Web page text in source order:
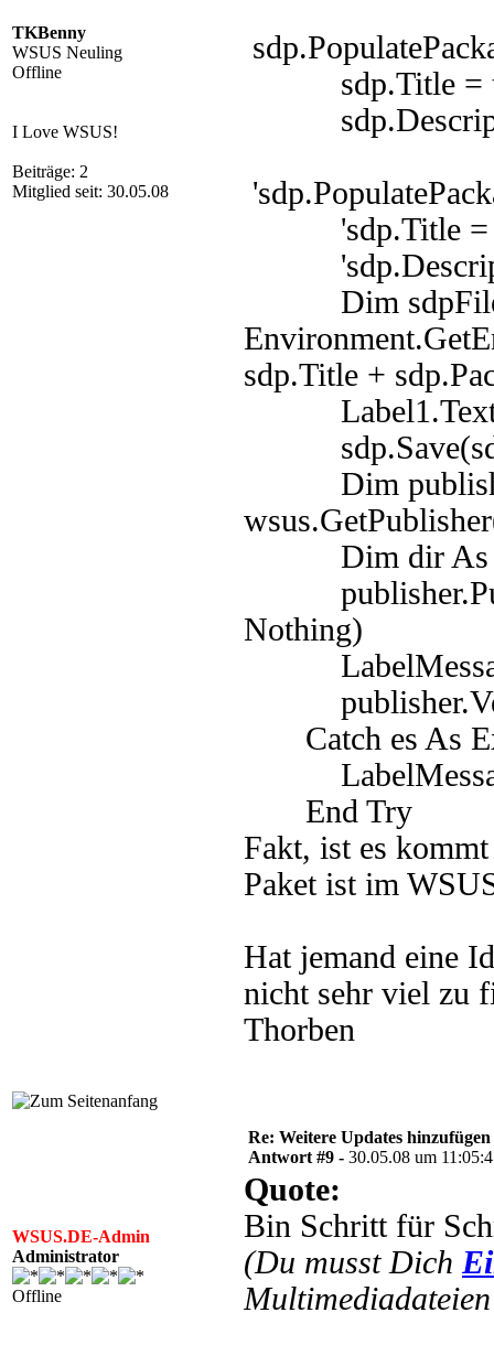
TKBenny
WSUS Neuling
Offline
I Love WSUS!
Beiträge: 2
Mitglied seit: 30.05.08
sdp.Title =
'sdp.Title =
Dim
sdp.Title +
Label1.Text
Dim
Dim dir As
Nothing)
Catch es As
End Try
Fakt, ist es
Paket ist im
Hat jemand eine
nicht sehr viel zu
Thorben
WSUS.DE-Admin
Administrator
Offline
Re: Weitere Updates hinzufügen
Antwort #9 - 30.05.08 um
Quote:
Bin Schritt für
(Du musst Dich